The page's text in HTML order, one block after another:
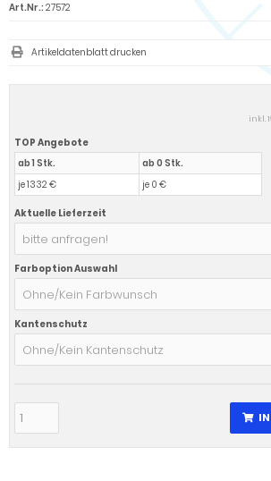
inkl.
TOP Angebote
ab 1 Stk.
je 1332 €
ab 0 Stk.
je 0 €
Aktuelle Lieferzeit
bitte anfragen!
Farboption Auswahl
Ohne/Kein Farbwunsch
Kantenschutz
Ohne/Kein Kantenschutz
Art.Nr.: 27572
Artikeldatenblatt drucken